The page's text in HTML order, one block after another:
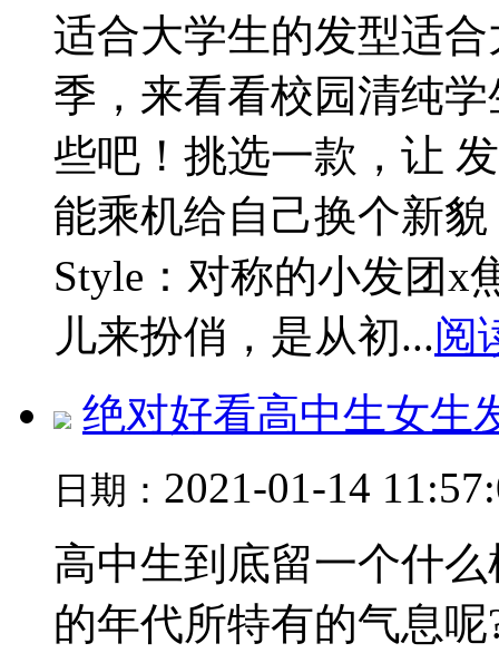
适合大学生的发型适
季，来看看校园清纯
些吧！挑选一款，让
能乘机给自己换个新
Style：对称的小发团x
儿来扮俏，是从初...阅
绝对好看高中生女生
日期： 2021-01-14
高中生到底留一个什
的年代所特有的气息